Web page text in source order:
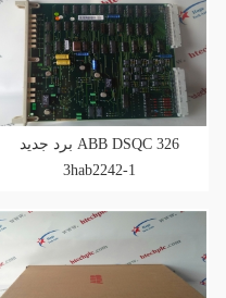
برد جدید ABB DSQC 326
3hab2242-1